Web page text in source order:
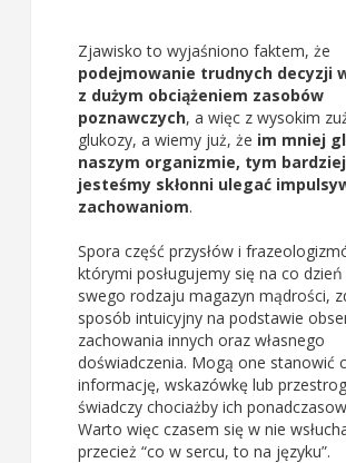
Zjawisko to wyjaśniono faktem, że
podejmowanie trudnych decyzji
z dużym obciążeniem zasobów
poznawczych, a więc z wysokim
glukozy, a wiemy już, że im mniej
naszym organizmie, tym bardziej
jesteśmy skłonni ulegać
zachowaniom.
Spora część przysłów i
którymi posługujemy się na co
swego rodzaju magazyn mądrości,
sposób intuicyjny na podstawie
zachowania innych oraz własnego
doświadczenia. Mogą one stanowić
informację, wskazówkę lub
świadczy chociażby ich
Warto więc czasem się w nie
przecież “co w sercu, to na języku”.